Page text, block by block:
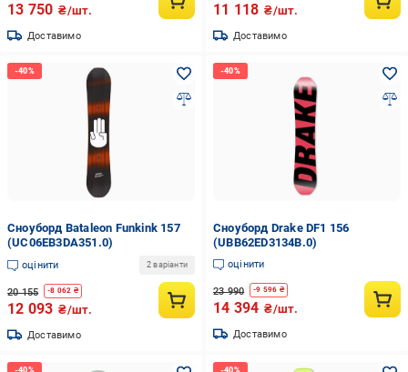
13 750 ₴/шт.
Доставимо
11 118 ₴/шт.
Доставимо
Сноуборд Bataleon Funkink 157
(UC06EB3DA351.0)
оцінити 2 варіанти
20 155 -8 062 ₴
12 093 ₴/шт.
Доставимо
Сноуборд Drake DF1 156
(UBB62ED3134B.0)
оцінити
23 990 -9 596 ₴
14 394 ₴/шт.
Доставимо